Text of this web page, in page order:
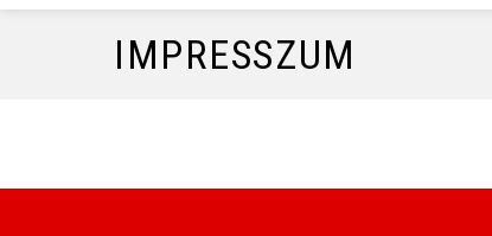
IMPRESSZUM